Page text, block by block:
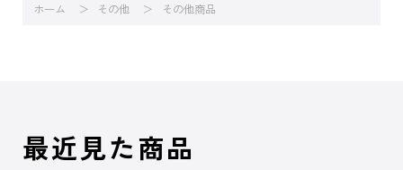
ホーム その他 その他商品
最近見た商品